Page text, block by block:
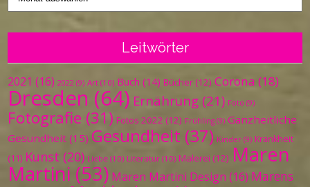
Leitwörter
2021 (16) 2022 (9) Art (10) Buch (14) Bücher (12) Corona (18)
Dresden (64) Ernährung (21) Foto (9)
Fotografie (31) Fotos 2022 (12) Frühling (9) Ganzheitliche
Gesundheit (15) Gesundheit (37) Kinder (9) Krankheit
(11) Kunst (20) Liebe (10) Literatur (10) Malerei (12) Maren
Martini (53) Maren Martini Design (16) Marens